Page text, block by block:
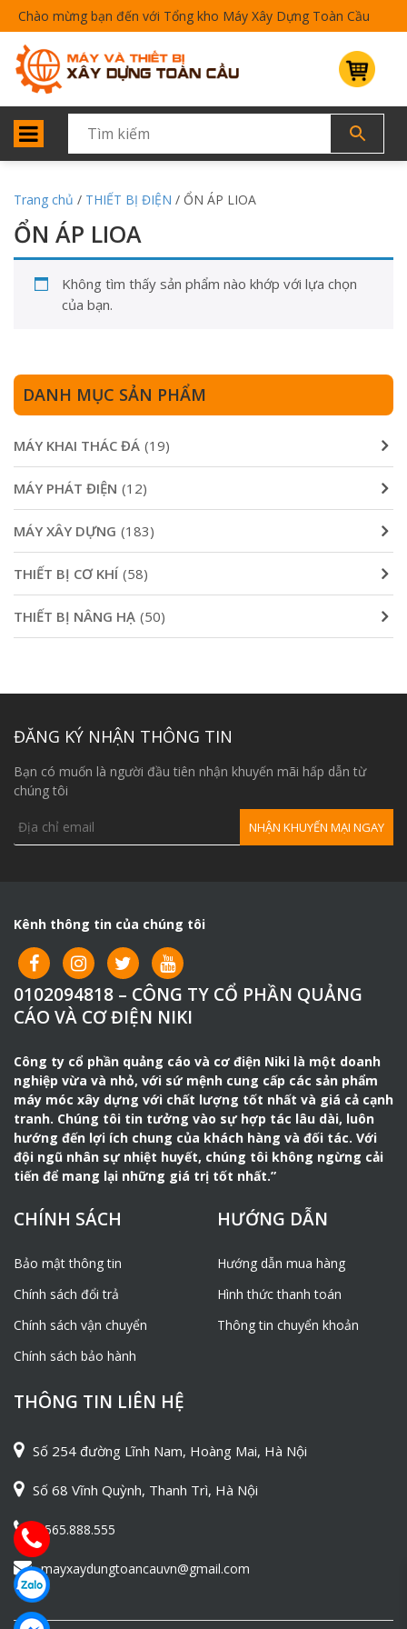
Chào mừng bạn đến với Tổng kho Máy Xây Dựng Toàn Cầu
Trang chủ / THIẾT BỊ ĐIỆN / ỔN ÁP LIOA
ỔN ÁP LIOA
Không tìm thấy sản phẩm nào khớp với lựa chọn
của bạn.
DANH MỤC SẢN PHẨM
MÁY KHAI THÁC ĐÁ (19)
MÁY PHÁT ĐIỆN (12)
MÁY XÂY DỰNG (183)
THIẾT BỊ CƠ KHÍ (58)
THIẾT BỊ NÂNG HẠ (50)
ĐĂNG KÝ NHẬN THÔNG TIN
Bạn có muốn là người đầu tiên nhận khuyến mãi hấp dẫn từ
chúng tôi
Kênh thông tin của chúng tôi
0102094818 – CÔNG TY CỔ PHẦN QUẢNG
CÁO VÀ CƠ ĐIỆN NIKI
Công ty cổ phần quảng cáo và cơ điện Niki là một doanh
nghiệp vừa và nhỏ, với sứ mệnh cung cấp các sản phẩm
máy móc xây dựng với chất lượng tốt nhất và giá cả cạnh
tranh. Chúng tôi tin tưởng vào sự hợp tác lâu dài, luôn
hướng đến lợi ích chung của khách hàng và đối tác. Với
đội ngũ nhân sự nhiệt huyết, chúng tôi không ngừng cải
tiến để mang lại những giá trị tốt nhất.”
CHÍNH SÁCH
Bảo mật thông tin
Chính sách đổi trả
Chính sách vận chuyển
Chính sách bảo hành
HƯỚNG DẪN
Hướng dẫn mua hàng
Hình thức thanh toán
Thông tin chuyển khoản
THÔNG TIN LIÊN HỆ
Số 254 đường Lĩnh Nam, Hoàng Mai, Hà Nội
Số 68 Vĩnh Quỳnh, Thanh Trì, Hà Nội
0565.888.555
mayxaydungtoancauvn@gmail.com